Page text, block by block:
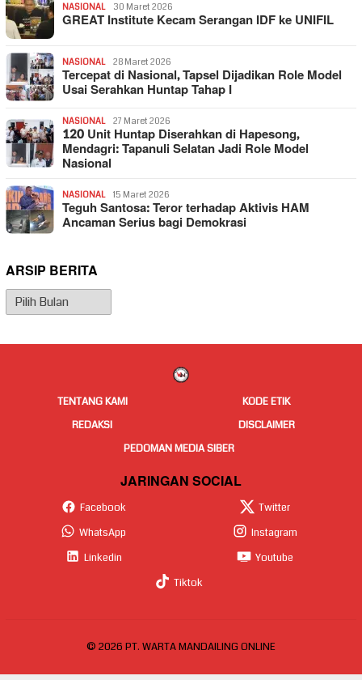
NASIONAL 30 Maret 2026
GREAT Institute Kecam Serangan IDF ke UNIFIL
NASIONAL 28 Maret 2026
Tercepat di Nasional, Tapsel Dijadikan Role Model
Usai Serahkan Huntap Tahap I
NASIONAL 27 Maret 2026
120 Unit Huntap Diserahkan di Hapesong,
Mendagri: Tapanuli Selatan Jadi Role Model
Nasional
NASIONAL 15 Maret 2026
Teguh Santosa: Teror terhadap Aktivis HAM
Ancaman Serius bagi Demokrasi
ARSIP BERITA
Arsip
Berita
TENTANG KAMI
KODE ETIK
REDAKSI
DISCLAIMER
PEDOMAN MEDIA SIBER
JARINGAN SOCIAL
Facebook
Twitter
WhatsApp
Instagram
Linkedin
Youtube
Tiktok
© 2026 PT. WARTA MANDAILING ONLINE